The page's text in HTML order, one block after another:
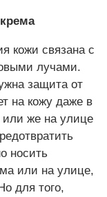
кожи связана с
лучами.
защита от
на кожу даже в
же на улице
носить
или на улице,
для того,